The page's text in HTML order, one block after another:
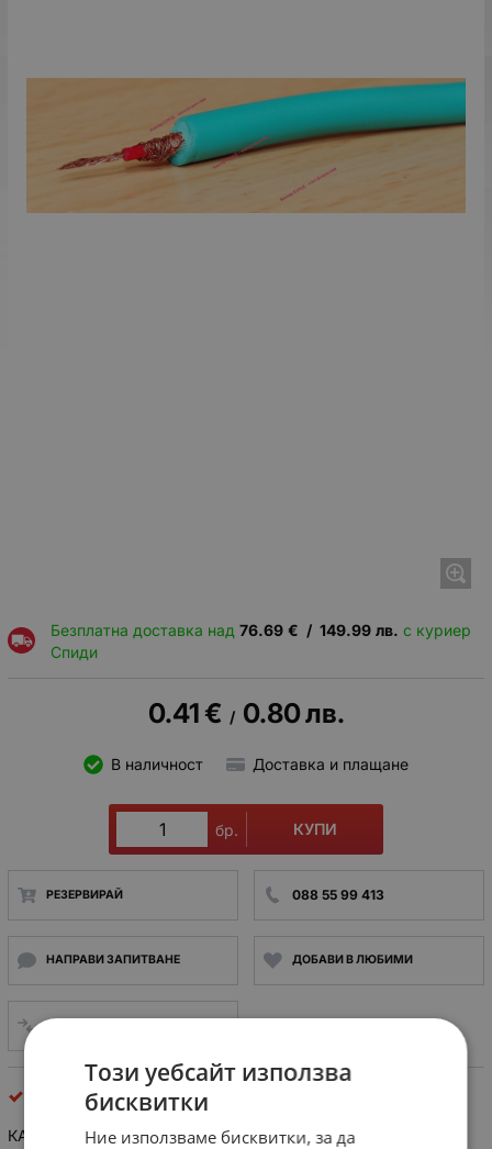
Безплатна доставка над 76.69 € / 149.99 лв. с куриер
Спиди
0.41€ / 0.80лв.
В наличност Доставка и плащане
бр. КУПИ
РЕЗЕРВИРАЙ 088 55 99 413
НАПРАВИ ЗАПИТВАНЕ ДОБАВИ В ЛЮБИМИ
СРАВНИ
аудио кабели
КАБЕЛ МИКРОФОНЕН ЗЕЛЕН 32x0.12+20x0.12/SK456
Този уебсайт използва
бисквитки
Ние използваме бисквитки, за да